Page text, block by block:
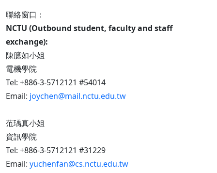
聯絡窗口：
NCTU (Outbound student, faculty and staff
exchange):
陳臆如小姐
電機學院
Tel: +886-3-5712121 #54014
Email: joychen@mail.nctu.edu.tw
范瑀真小姐
資訊學院
Tel: +886-3-5712121 #31229
Email: yuchenfan@cs.nctu.edu.tw